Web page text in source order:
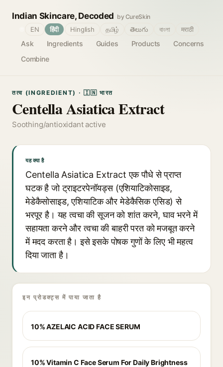
Indian Skincare, Decoded by CureSkin
Ask Ingredients Guides Products
Concerns
Combine
EN हिंदी Hinglish தமிழ் తెలుగు বাংলা मराठी
तत्व (INGREDIENT) · 🇮🇳 भारत
Centella Asiatica Extract
Soothing/antioxidant active
यह क्या है
Centella Asiatica Extract एक पौधे से प्राप्त
घटक है जो ट्राइटरपेनॉयड्स (एशियाटिकोसाइड,
मेडेकैसोसाइड, एशियाटिक और मेडेकैसिक एसिड) से
भरपूर है। यह त्वचा की सूजन को शांत करने, घाव भरने में
सहायता करने और त्वचा की बाहरी परत को मजबूत करने
में मदद करता है। इसे इसके पोषक गुणों के लिए भी महत्व
दिया जाता है।
इन प्रोडक्ट्स में पाया जाता है
10% AZELAIC ACID FACE SERUM
10% Vitamin C Face Serum For Daily Brightness